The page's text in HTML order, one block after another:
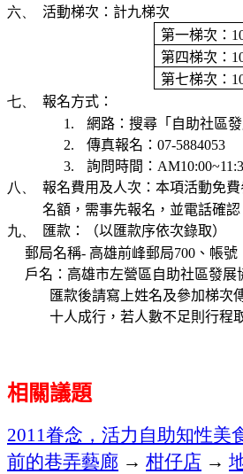
六、
活動梯次：計九梯次
第一梯次：
第四梯次：
第七梯次：
七、
報名方式：
1. 網路：搜尋「自助社區發
2.
傳真報名： 07-5884053
3.
詢問時間：
八、 報名費用及人次：本項活動免
名額，需事先報名，並電話確認
九、
匯款：（以匯款序依次錄取）
郵局名稱- 高雄前峰郵局700 、 帳號
戶名：高雄市左營區自助社區發展
匯款後請寫上姓名及參加梯次
十人成行，若人數不足則行程
相關議題
2011眷念，活力自助知性美
前的巷弄藝廊 → 柑仔店 →